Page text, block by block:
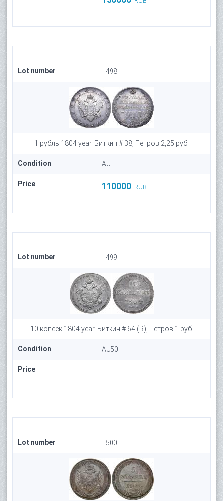
Lot number 498
1 рубль 1804 year. Биткин # 38, Петров 2,25 руб.
Condition AU
Price 110000 RUB
Lot number 499
10 копеек 1804 year. Биткин # 64 (R), Петров 1 руб.
Condition AU50
Price
Lot number 500